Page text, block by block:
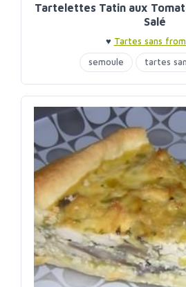
Tartelettes Tatin aux
Salé
♥ Tartes sans
semoule
tartes